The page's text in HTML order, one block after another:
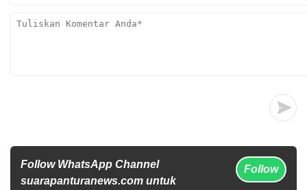
Follow WhatsApp Channel
suarapanturanews.com untuk
Follow